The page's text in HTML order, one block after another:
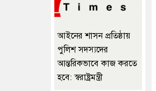
আইনের শাসন প্রতিষ্ঠায়
পুলিশ সদস্যদের
আন্তরিকভাবে কাজ করতে
হবে: স্বরাষ্ট্রমন্ত্রী